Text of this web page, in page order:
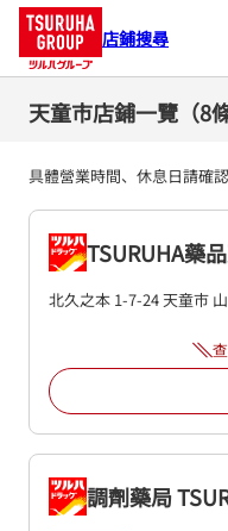
店鋪搜尋
天童市店鋪一覽（8條
具體營業時間、休息日請確
TSURUHA藥
北久之本 1-7-24天童市
調劑藥局